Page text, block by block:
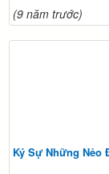
(9 năm trước)
Ký Sự Những Nẻo